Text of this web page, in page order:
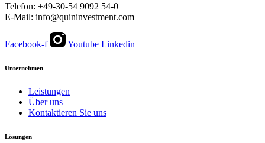
Telefon: +49-30-54 9092 54-0
E-Mail: info@quininvestment.com
Facebook-f Youtube Linkedin
Unternehmen
Leistungen
Über uns
Kontaktieren Sie uns
Lösungen